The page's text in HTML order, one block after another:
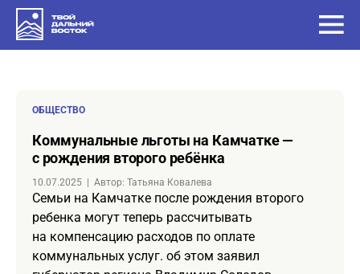
ОБЩЕСТВО
Коммунальные льготы на Камчатке —
с рождения второго ребёнка
10.07.2025 Автор: Татьяна Ковалева
Семьи на Камчатке после рождения второго
ребенка могут теперь рассчитывать
на компенсацию расходов по оплате
коммунальных услуг. об этом заявил